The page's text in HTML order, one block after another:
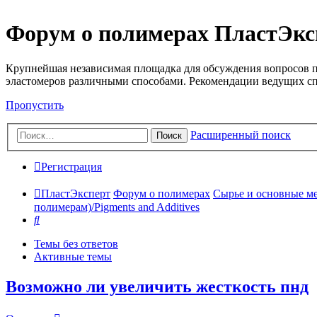
Форум о полимерах
Крупнейшая независимая площадка для обсуждения вопросов
эластомеров различными способами. Рекомендации ведущих
Пропустить
Поиск Расширенный поиск
Регистрация
ПластЭксперт Форум о полимерах Сырье и основные
полимерам)/Pigments and Additives
Поиск
Темы без ответов
Активные темы
Возможно ли увеличить жесткость пнд